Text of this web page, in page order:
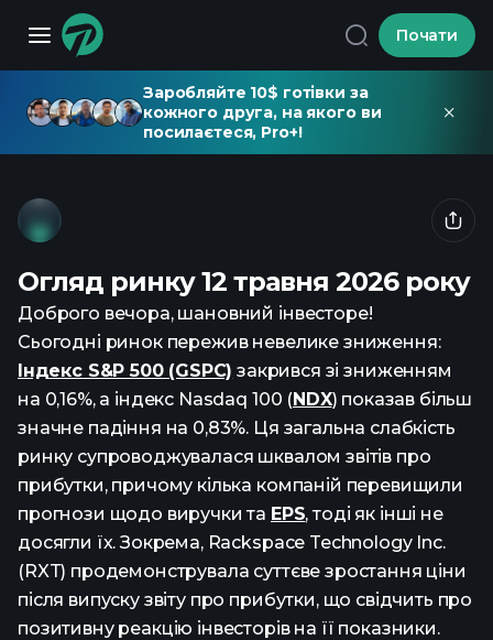
Почати
Заробляйте 10$ готівки за
кожного друга, на якого ви
посилаєтеся, Pro+!
Огляд ринку 12 травня 2026 року
Доброго вечора, шановний інвесторе!
Сьогодні ринок пережив невелике зниження:
Індекс S&P 500 (GSPC) закрився зі зниженням
на 0,16%, а індекс Nasdaq 100 (NDX) показав більш
значне падіння на 0,83%. Ця загальна слабкість
ринку супроводжувалася шквалом звітів про
прибутки, причому кілька компаній перевищили
прогнози щодо виручки та EPS, тоді як інші не
досягли їх. Зокрема, Rackspace Technology Inc.
(RXT) продемонструвала суттєве зростання ціни
після випуску звіту про прибутки, що свідчить про
позитивну реакцію інвесторів на її показники.